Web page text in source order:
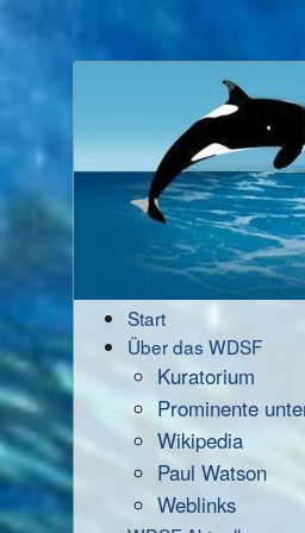
Start
Über das WDSF
Kuratorium
Prominente
Wikipedia
Paul Watson
Weblinks